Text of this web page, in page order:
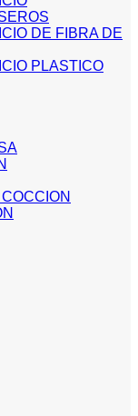
DE FIBRA DE
PLASTICO